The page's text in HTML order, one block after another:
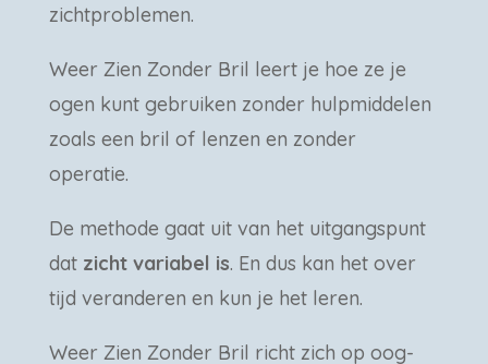
zichtproblemen.
Weer Zien Zonder Bril leert je hoe ze je
ogen kunt gebruiken zonder hulpmiddelen
zoals een bril of lenzen en zonder
operatie.
De methode gaat uit van het uitgangspunt
dat zicht variabel is. En dus kan het over
tijd veranderen en kun je het leren.
Weer Zien Zonder Bril richt zich op oog-